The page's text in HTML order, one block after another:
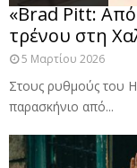
«Brad Pitt:
τρένου στη
5 Μαρτίου 2026
Στους ρυθμούς του
παρασκήνιο από...